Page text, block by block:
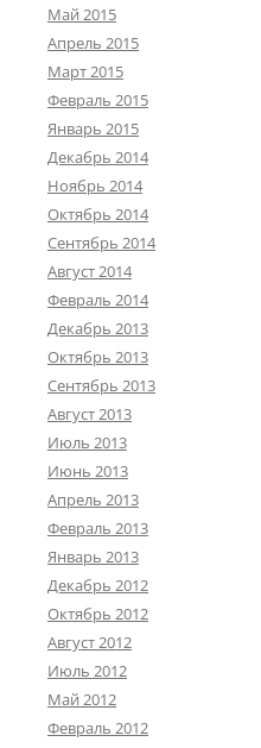
Май 2015
Апрель 2015
Март 2015
Февраль 2015
Январь 2015
Декабрь 2014
Ноябрь 2014
Октябрь 2014
Сентябрь 2014
Август 2014
Февраль 2014
Декабрь 2013
Октябрь 2013
Сентябрь 2013
Август 2013
Июль 2013
Июнь 2013
Апрель 2013
Февраль 2013
Январь 2013
Декабрь 2012
Октябрь 2012
Август 2012
Июль 2012
Май 2012
Февраль 2012